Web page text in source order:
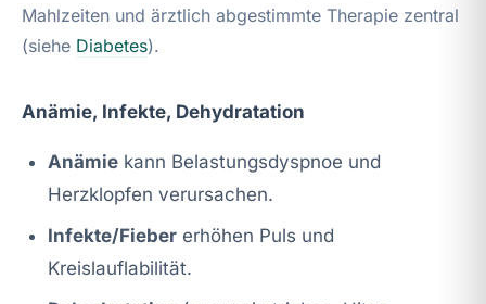
Mahlzeiten und ärztlich abgestimmte Therapie zentral
(siehe Diabetes).
Anämie, Infekte, Dehydratation
Anämie kann Belastungsdyspnoe und
Herzklopfen verursachen.
Infekte/Fieber erhöhen Puls und
Kreislauflabilität.